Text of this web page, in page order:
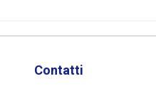
Contatti